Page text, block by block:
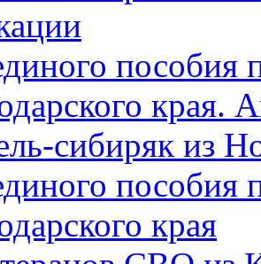
пособия
края.
сибиряк из
пособия
края